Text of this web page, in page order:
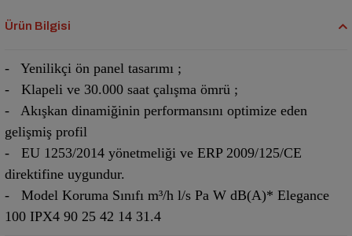
Ürün Bilgisi
- Yenilikçi ön panel tasarımı ;
- Klapeli ve 30.000 saat çalışma ömrü ;
- Akışkan dinamiğinin performansını optimize eden
gelişmiş profil
- EU 1253/2014 yönetmeliği ve ERP 2009/125/CE
direktifine uygundur.
- Model Koruma Sınıfı m³/h l/s Pa W dB(A)* Elegance
100 IPX4 90 25 42 14 31.4